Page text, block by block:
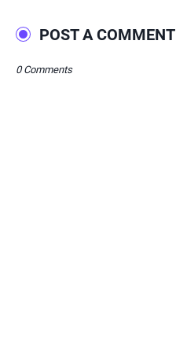
POST A COMMENT
0 Comments